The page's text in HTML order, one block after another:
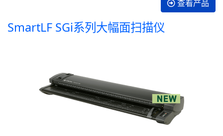
查看产品
SmartLF SGi系列大幅面扫描仪